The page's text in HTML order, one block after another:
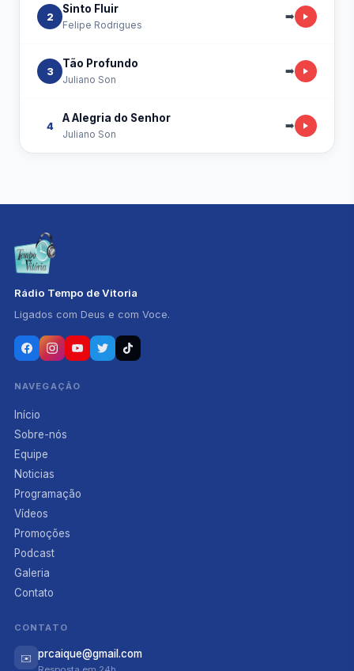
2
Sinto Fluir
Felipe Rodrigues
➡️
3
Tão Profundo
Juliano Son
➡️
4
A Alegria do Senhor
Juliano Son
➡️
Rádio Tempo de Vitoria
Ligados com Deus e com Voce.
NAVEGAÇÃO
Início
Sobre-nós
Equipe
Noticias
Programação
Vídeos
Promoções
Podcast
Galeria
Contato
CONTATO
✉️ prcaique@gmail.com